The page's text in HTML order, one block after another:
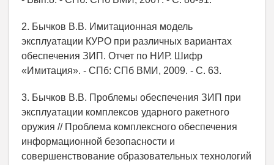
2. Бычков В.В. Имитационная модель
эксплуатации КУРО при различных вариантах
обеспечения ЗИП. Отчет по НИР. Шифр
«Имитация». - СПб: СПб ВМИ, 2009. - С. 63.
3. Бычков В.В. Проблемы обеспечения ЗИП при
эксплуатации комплексов ударного ракетного
оружия // Проблема комплексного обеспечения
информационной безопасности и
совершенствование образовательных технологий